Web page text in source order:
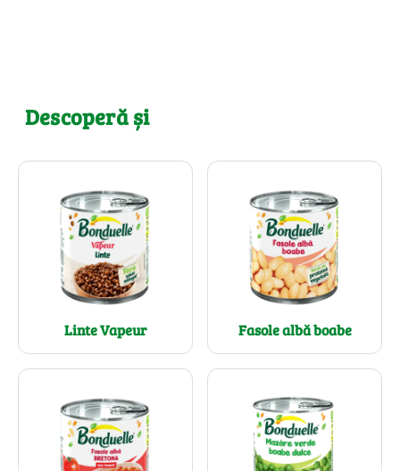
Descoperă și
Linte Vapeur Fasole albă boabe